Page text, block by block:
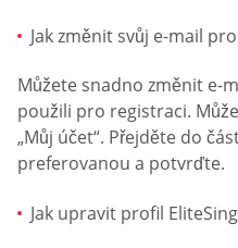
Jak změnit svůj e-mail
Můžete snadno změnit e-
použili pro registraci.
„Můj účet“. Přejděte do
preferovanou a potvrďte.
Jak upravit profil